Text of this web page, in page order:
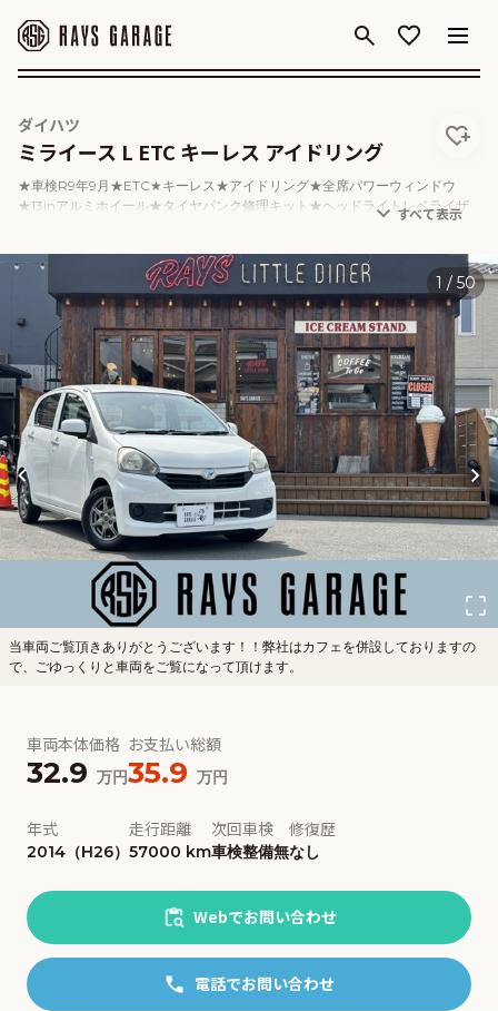
Rays
Garage
ダイハツ
ミライース L ETC キーレス アイドリング
★車検R9年9月★ETC★キーレス★アイドリング★全席パワーウィンドウ
★13inアルミホイール★タイヤパンク修理キット★ヘッドライトレベライザ
当車両ご覧頂きありがとうございます！！弊社はカフェを併設しておりますの
で、ごゆっくりと車両をご覧になって頂けます。
1 / 50
車両本体価格
32.9 万円
お支払い総額
35.9 万円
年式
2014（H26）
走行距離
57000 km
次回車検
車検整備無
修復歴
なし
Webでお問い合わせ
電話でお問い合わせ